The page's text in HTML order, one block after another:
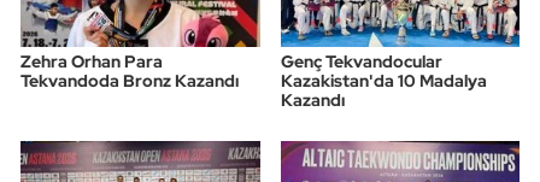
Zehra Orhan Para
Tekvandoda Bronz Kazandı
Genç Tekvandocular
Kazakistan'da 10 Madalya
Kazandı